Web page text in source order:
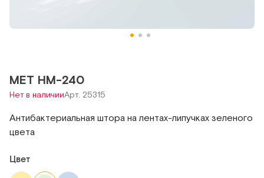
MET HM-240
Нет в наличииАрт. 25315
Антибактериальная штора на лентах-липучках зеленого
цвета
Цвет